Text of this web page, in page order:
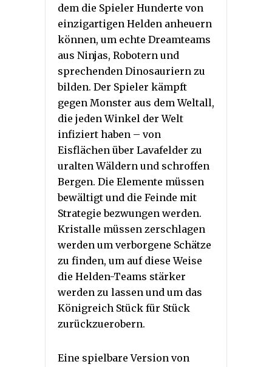
dem die Spieler Hunderte von
einzigartigen Helden anheuern
können, um echte Dreamteams
aus Ninjas, Robotern und
sprechenden Dinosauriern zu
bilden. Der Spieler kämpft
gegen Monster aus dem Weltall,
die jeden Winkel der Welt
infiziert haben – von
Eisflächen über Lavafelder zu
uralten Wäldern und schroffen
Bergen. Die Elemente müssen
bewältigt und die Feinde mit
Strategie bezwungen werden.
Kristalle müssen zerschlagen
werden um verborgene Schätze
zu finden, um auf diese Weise
die Helden-Teams stärker
werden zu lassen und um das
Königreich Stück für Stück
zurückzuerobern.
Eine spielbare Version von